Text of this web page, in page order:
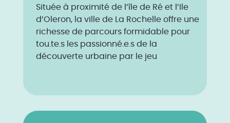
Située à proximité de l’île de Ré et l’Ile
d’Oleron, la ville de La Rochelle offre une
richesse de parcours formidable pour
tou.te.s les passionné.e.s de la
découverte urbaine par le jeu